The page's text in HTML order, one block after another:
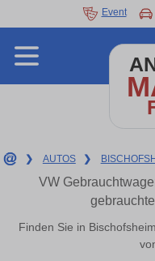
Event
❯ AUTOS ❯
VW
Finden Sie in